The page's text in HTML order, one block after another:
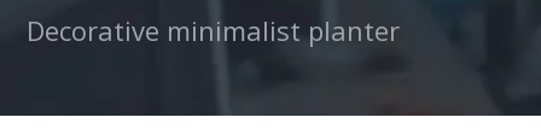
Decorative minimalist planter